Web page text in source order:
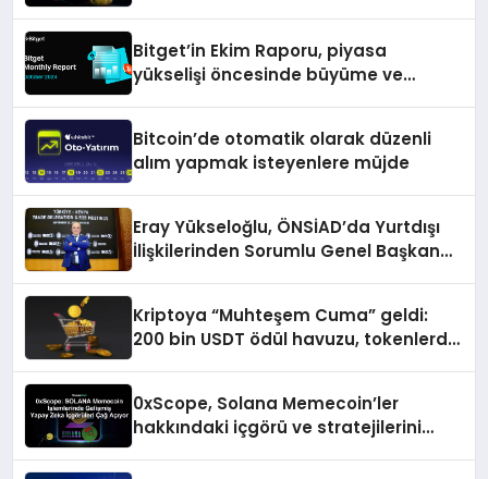
Bitget’in Ekim Raporu, piyasa
yükselişi öncesinde büyüme ve
Bitcoin’de otomatik olarak düzenli
alım yapmak isteyenlere müjde
Eray Yükseloğlu, ÖNSİAD’da Yurtdışı
İlişkilerinden Sorumlu Genel Başkan
Kriptoya “Muhteşem Cuma” geldi:
200 bin USDT ödül havuzu, tokenlerde
0xScope, Solana Memecoin’ler
hakkındaki içgörü ve stratejilerini